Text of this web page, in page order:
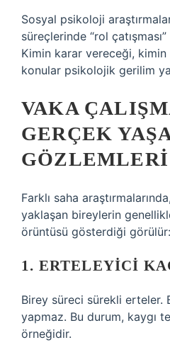
Sosyal psikoloji
süreçlerinde “rol
Kimin karar vereceği,
konular psikolojik gerilim
VAKA
GERÇEK
GÖZLEMLERI
Farklı saha
yaklaşan bireylerin
örüntüsü gösterdiği görülür:
1. ERTELEYICI
Birey süreci sürekli erteler.
yapmaz. Bu durum, kaygı
örneğidir.